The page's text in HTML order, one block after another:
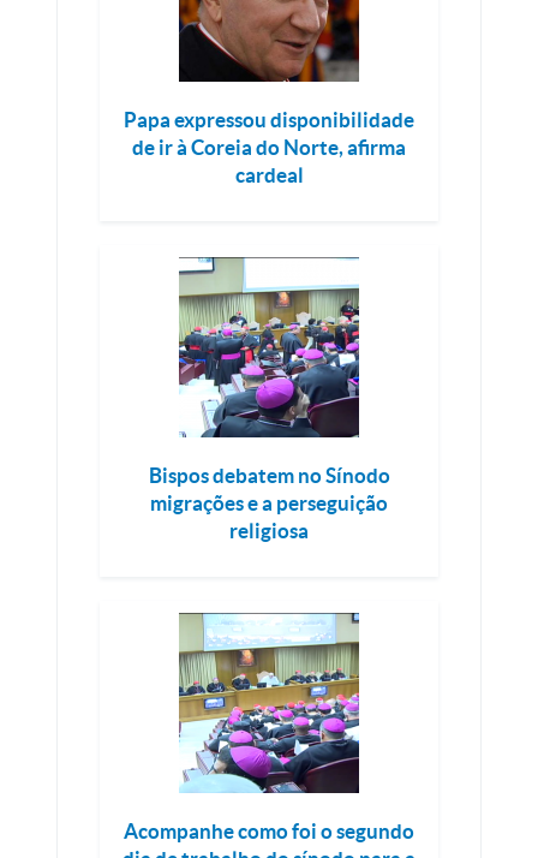
Papa expressou disponibilidade
de ir à Coreia do Norte, afirma
cardeal
Bispos debatem no Sínodo
migrações e a perseguição
religiosa
Acompanhe como foi o segundo